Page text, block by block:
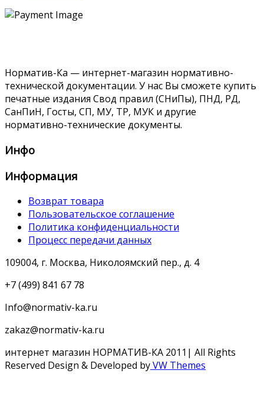
Норматив-Ка — интернет-магазин нормативно-
технической документации. У нас Вы сможете купить
печатные издания Свод правил (СНиПы), ПНД, РД,
СанПиН, Госты, СП, МУ, ТР, МУК и другие
нормативно-технические документы.
Инфо
Информация
Возврат товара
Пользовательское соглашение
Политика конфиденциальности
Процесс передачи данных
109004, г. Москва, Николоямский пер., д. 4
+7 (499) 841 67 78
Info@normativ-ka.ru
zakaz@normativ-ka.ru
интернет магазин НОРМАТИВ-КА 2011| All Rights
Reserved Design & Developed byVW Themes